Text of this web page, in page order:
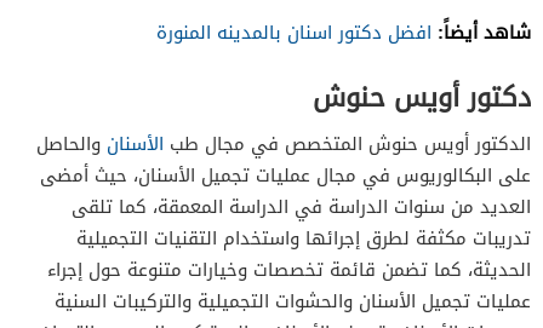
شاهد أيضاً: افضل دكتور اسنان بالمدينه المنورة
دكتور أويس حنوش
الدكتور أويس حنوش المتخصص في مجال طب الأسنان والحاصل
على البكالوريوس في مجال عمليات تجميل الأسنان، حيث أمضى
العديد من سنوات الدراسة في الدراسة المعمقة، كما تلقى
تدريبات مكثفة لطرق إجرائها واستخدام التقنيات التجميلية
الحديثة، كما تضمن قائمة تخصصات وخيارات متنوعة حول إجراء
عمليات تجميل الأسنان والحشوات التجميلية والتركيبات السنية